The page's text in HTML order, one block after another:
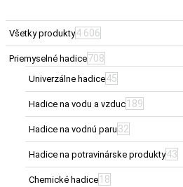
Všetky produkty4 606
Priemyselné hadice708
Univerzálne hadice45
Hadice na vodu a vzduc 189
Hadice na vodnú paru 32
Hadice na potravinárske produkty43
Chemické hadice 18